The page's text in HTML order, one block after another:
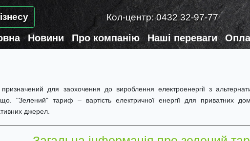
Кол-центр:0432 32-97-77
Новини Про компанію Наші переваги
для заохочення до вироблення електроенергії з
"Зелений" тариф – вартість електричної енергії для приватних
джерел.